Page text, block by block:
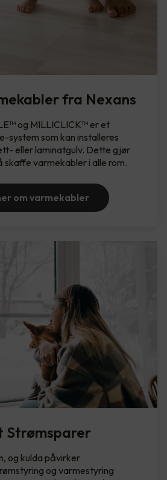
fra Nexans
og MILLICLICK™ er et
system som kan installeres
eller laminatgulv. Dette gjør
skaffe varmekabler i alle rom.
om varmekabler
Strømsparer
og kulda påvirker
og varmestyring